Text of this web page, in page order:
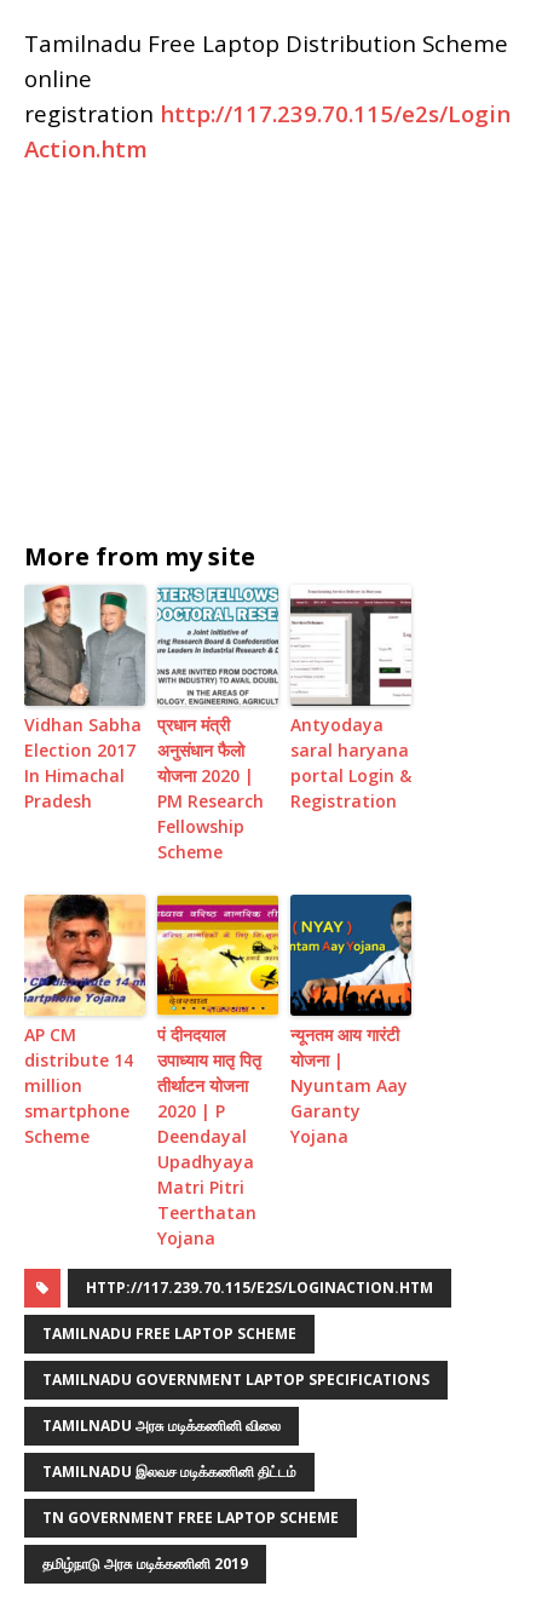
Tamilnadu Free Laptop Distribution Scheme
online
registration http://117.239.70.115/e2s/Login
Action.htm
More from my site
Vidhan Sabha
Election 2017
In Himachal
Pradesh
प्रधान मंत्री
अनुसंधान फैलो
योजना 2020 |
PM Research
Fellowship
Scheme
Antyodaya
saral haryana
portal Login &
Registration
AP CM
distribute 14
million
smartphone
Scheme
पं दीनदयाल
उपाध्याय मातृ पितृ
तीर्थाटन योजना
2020 | P
Deendayal
Upadhyaya
Matri Pitri
Teerthatan
Yojana
न्यूनतम आय गारंटी
योजना |
Nyuntam Aay
Garanty
Yojana
HTTP://117.239.70.115/E2S/LOGINACTION.HTM
TAMILNADU FREE LAPTOP SCHEME
TAMILNADU GOVERNMENT LAPTOP SPECIFICATIONS
TAMILNADU அரசு மடிக்கணினி விலை
TAMILNADU இலவச மடிக்கணினி திட்டம்
TN GOVERNMENT FREE LAPTOP SCHEME
தமிழ்நாடு அரசு மடிக்கணினி 2019